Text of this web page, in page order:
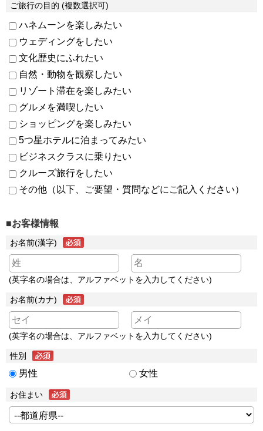
ご旅行の目的 (複数選択可)
ハネムーンを楽しみたい
ウェディングをしたい
文化歴史にふれたい
自然・動物を観察したい
リゾート滞在を楽しみたい
グルメを満喫したい
ショッピングを楽しみたい
5つ星ホテルに泊まってみたい
ビジネスクラスに乗りたい
クルーズ旅行をしたい
その他（以下、ご要望・質問などにご記入ください）
■お客様情報
お名前(漢字)
(英字名の場合は、アルファベットを入力してください)
お名前(カナ)
(英字名の場合は、アルファベットを入力してください)
性別
男性 女性
お住まい